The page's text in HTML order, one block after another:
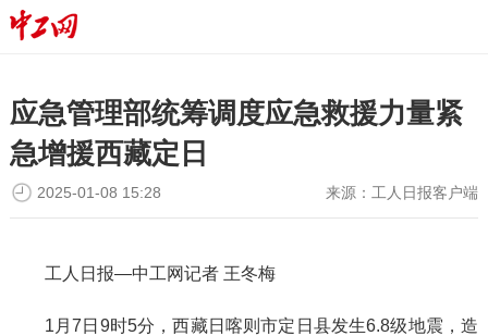
应急管理部统筹调度应急救援力量紧
急增援西藏定日
来源： 工人日报客户端
2025-01-08 15:28
工人日报—中工网记者 王冬梅
1月7日9时5分，西藏日喀则市定日县发生6.8级地震，造